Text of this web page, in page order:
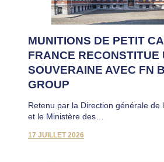
MUNITIONS DE PETIT
FRANCE RECONSTITUE
SOUVERAINE AVEC FN
GROUP
Retenu par la Direction générale de
et le Ministère des…
17 JUILLET 2026